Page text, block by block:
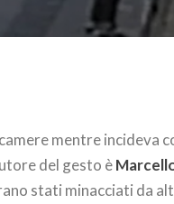
mentre incideva
del gesto è
stati minacciati da